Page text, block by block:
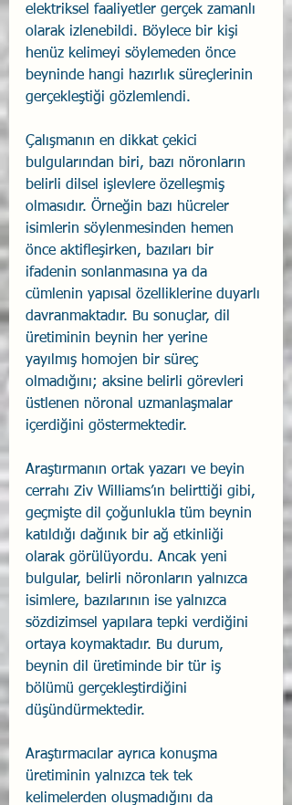
elektriksel faaliyetler gerçek zamanlı
olarak izlenebildi. Böylece bir kişi
henüz kelimeyi söylemeden önce
beyninde hangi hazırlık süreçlerinin
gerçekleştiği gözlemlendi.
Çalışmanın en dikkat çekici
bulgularından biri, bazı nöronların
belirli dilsel işlevlere özelleşmiş
olmasıdır. Örneğin bazı hücreler
isimlerin söylenmesinden hemen
önce aktifleşirken, bazıları bir
ifadenin sonlanmasına ya da
cümlenin yapısal özelliklerine duyarlı
davranmaktadır. Bu sonuçlar, dil
üretiminin beynin her yerine
yayılmış homojen bir süreç
olmadığını; aksine belirli görevleri
üstlenen nöronal uzmanlaşmalar
içerdiğini göstermektedir.
Araştırmanın ortak yazarı ve beyin
cerrahı Ziv Williams’ın belirttiği gibi,
geçmişte dil çoğunlukla tüm beynin
katıldığı dağınık bir ağ etkinliği
olarak görülüyordu. Ancak yeni
bulgular, belirli nöronların yalnızca
isimlere, bazılarının ise yalnızca
sözdizimsel yapılara tepki verdiğini
ortaya koymaktadır. Bu durum,
beynin dil üretiminde bir tür iş
bölümü gerçekleştirdiğini
düşündürmektedir.
Araştırmacılar ayrıca konuşma
üretiminin yalnızca tek tek
kelimelerden oluşmadığını da